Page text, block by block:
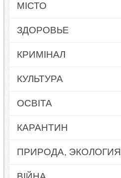
МІСТО
ЗДОРОВЬЕ
КРИМІНАЛ
КУЛЬТУРА
ОСВІТА
КАРАНТИН
ПРИРОДА, ЭКОЛОГИЯ